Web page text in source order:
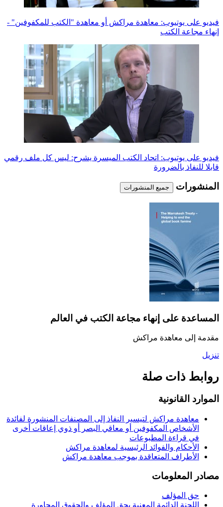
فيديو على يوتيوب: معاهدة مراكش أو معاهدة "الكتب للمكفوفين" -
إنهاء مجاعة الكتب
فيديو على يوتيوب: اتحاد الكتب الميسرة يشرح: ليس كل ملف رقمي
قابلا للنفاذ بالضرورة
المنشورات جميع المنشورات
المساعدة على إنهاء مجاعة الكتب في العالم
مقدمة إلى معاهدة مراكش
تنزيل
روابط ذات صلة
الموارد القانونية
معاهدة مراكش لتيسير النفاذ إلى المصنفات المنشورة لفائدة
الأشخاص المكفوفين أو معاقي البصر أو ذوي إعاقات أخرى
في قراءة المطبوعات
الأحكام والفوائد الرئيسية لمعاهدة مراكش
الأطراف المتعاقدة بموجب معاهدة مراكش
مصادر المعلومات
حق المؤلف
اللجنة الدائمة المعنية بحق المؤلف والحقوق المجاورة